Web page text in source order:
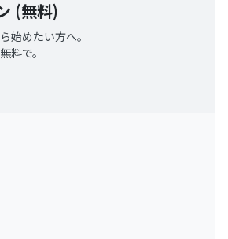
(無料)
始めたい方へ。
料で。